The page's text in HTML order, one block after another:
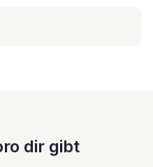
dir gibt